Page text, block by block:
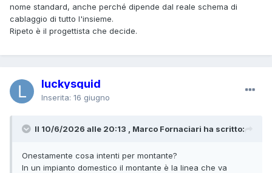
nome standard, anche perché dipende dal reale schema di
cablaggio di tutto l'insieme.
Ripeto è il progettista che decide.
luckysquid
Inserita: 16 giugno
Il 10/6/2026 alle 20:13 , Marco Fornaciari ha scritto:
Onestamente cosa intenti per montante?
In un impianto domestico il montante è la linea che va